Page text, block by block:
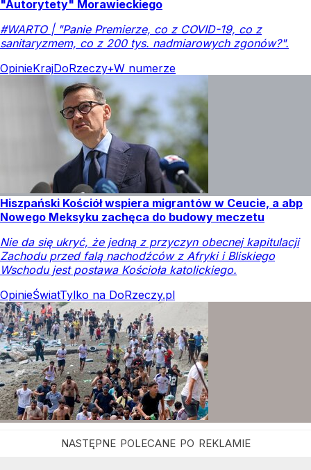
"Autorytety" Morawieckiego
#WARTO | "Panie Premierze, co z COVID-19, co z
sanitaryzmem, co z 200 tys. nadmiarowych zgonów?".
OpinieKrajDoRzeczy+W numerze
Hiszpański Kościół wspiera migrantów w Ceucie, a abp
Nowego Meksyku zachęca do budowy meczetu
Nie da się ukryć, że jedną z przyczyn obecnej kapitulacji
Zachodu przed falą nachodźców z Afryki i Bliskiego
Wschodu jest postawa Kościoła katolickiego.
OpinieŚwiatTylko na DoRzeczy.pl